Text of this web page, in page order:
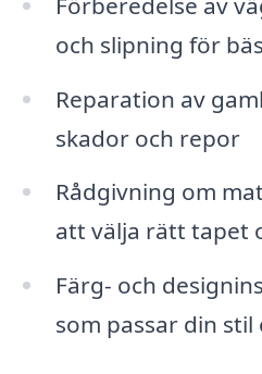
och slipning för
Reparation av
skador och repor
Rådgivning om
att välja rätt tapet
Färg- och
som passar din